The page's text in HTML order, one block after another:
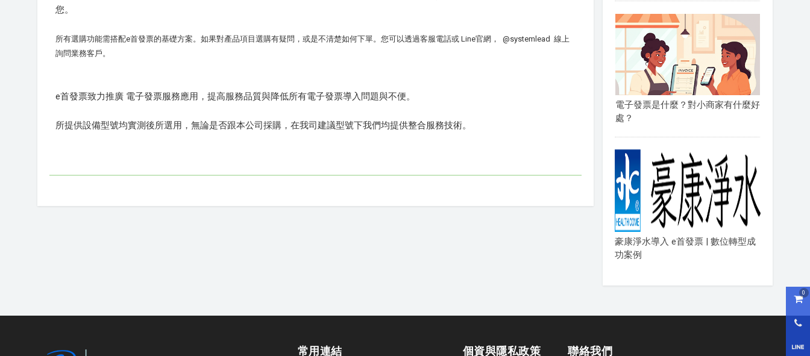
購
0
您。
所有選購功能需搭配e首發票的基礎方案。如果對產品項目選購有疑問，或是不清楚如何下單。您可以透過客服電話或 Line官網， @systemlead 線上
詢問業務客戶。
e首發票致力推廣 電子發票服務應用，提高服務品質與降低所有電子發票導入問題與不便。
所提供設備型號均實測後所選用，無論是否跟本公司採購，在我司建議型號下我們均提供整合服務技術。
電子發票是什麼？對小商家有什麼好
處？
豪康淨水導入 e首發票 | 數位轉型成
功案例
常用連結 個資與隱私政策 聯絡我們